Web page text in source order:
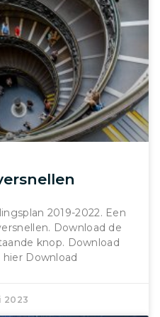
2019-2022. Een
Download de
knop. Download
Download
2023